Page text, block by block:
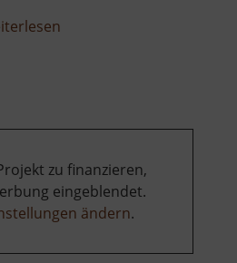
Nanebevzetí
Marie
zu finanzieren,
eingeblendet.
ändern.